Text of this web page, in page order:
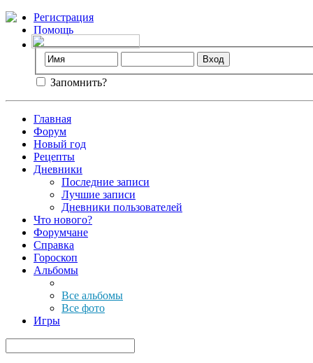
Регистрация
Помощь
Запомнить?
Главная
Форум
Новый год
Рецепты
Дневники
Последние записи
Лучшие записи
Дневники пользователей
Что нового?
Форумчане
Справка
Гороскоп
Альбомы
Все альбомы
Все фото
Игры